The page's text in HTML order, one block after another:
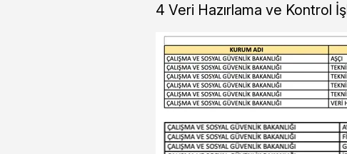
4 Veri Hazırlama ve Kontrol